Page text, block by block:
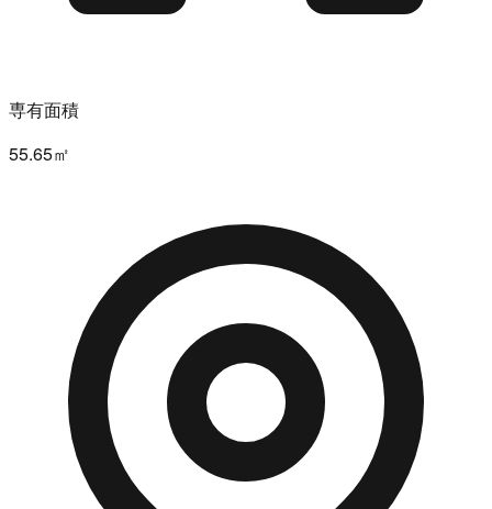
専有面積
55.65㎡